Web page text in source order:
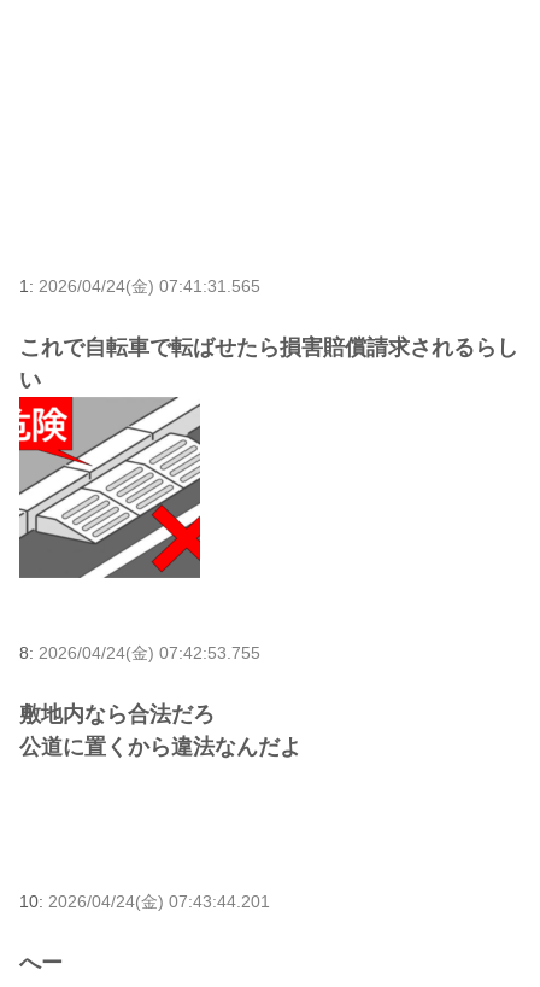
1: 2026/04/24(金) 07:41:31.565
これで自転車で転ばせたら損害賠償請求されるらし
い
8: 2026/04/24(金) 07:42:53.755
敷地内なら合法だろ
公道に置くから違法なんだよ
10: 2026/04/24(金) 07:43:44.201
へー